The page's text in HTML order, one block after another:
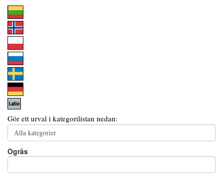
Gör ett urval i kategorilistan nedan:
Ogräs